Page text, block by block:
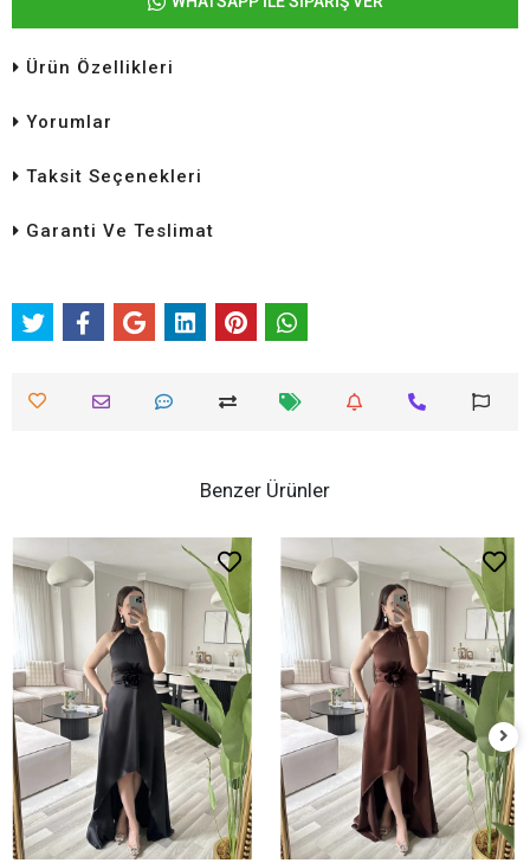
Ürün Özellikleri
Yorumlar
Taksit Seçenekleri
Garanti Ve Teslimat
Benzer Ürünler